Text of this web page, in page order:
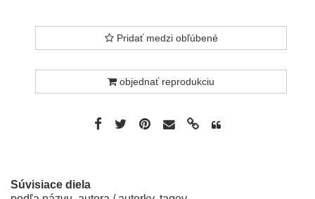
Pridať medzi obľúbené
objednať reprodukciu
Súvisiace diela